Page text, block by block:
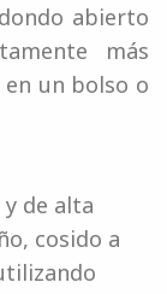
abierto
más
un bolso o
de alta
cosido a